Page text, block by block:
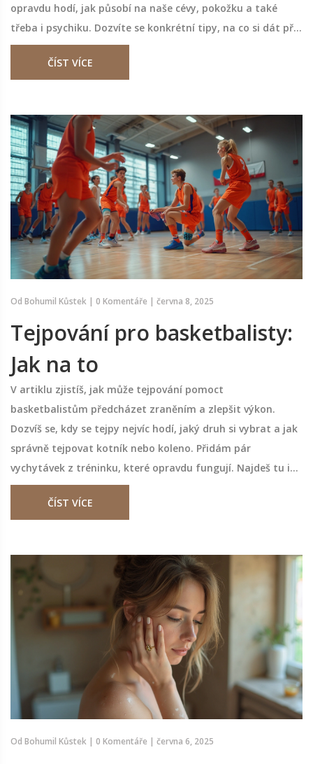
opravdu hodí, jak působí na naše cévy, pokožku a také
třeba i psychiku. Dozvíte se konkrétní tipy, na co si dát při
výběru vakuoterapie pozor a jak z ní vytěžit maximum.
Překvapí vás, jak moc ovlivňuje každodenní život i
ČÍST VÍCE
Od Bohumil Kůstek | 0 Komentáře | června 8, 2025
Tejpování pro basketbalisty:
Jak na to
V artiklu zjistíš, jak může tejpování pomoct
basketbalistům předcházet zraněním a zlepšit výkon.
Dozvíš se, kdy se tejpy nejvíc hodí, jaký druh si vybrat a jak
správně tejpovat kotník nebo koleno. Přidám pár
vychytávek z tréninku, které opravdu fungují. Najdeš tu i
časté chyby, co se při tejpování opakují. Na konci si
sám/sama budeš vědět rady i bez fyzioterapeuta.
ČÍST VÍCE
Od Bohumil Kůstek | 0 Komentáře | června 6, 2025